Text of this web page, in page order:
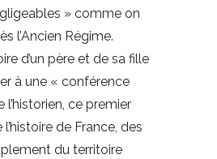
» comme on
l’Ancien Régime.
d’un père et de sa fille
à une « conférence
ce premier
de France, des
du territoire